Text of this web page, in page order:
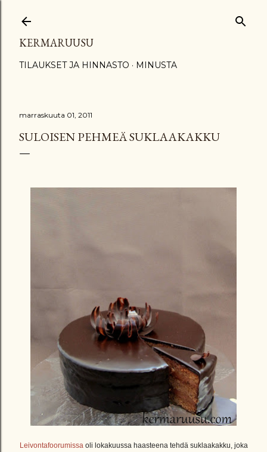
KERMARUUSU
TILAUKSET JA HINNASTO MINUSTA
marraskuuta 01, 2011
SULOISEN PEHMEÄ SUKLAAKAKKU
Leivontafoorumissaoli lokakuussa haasteena tehdä suklaakakku, joka